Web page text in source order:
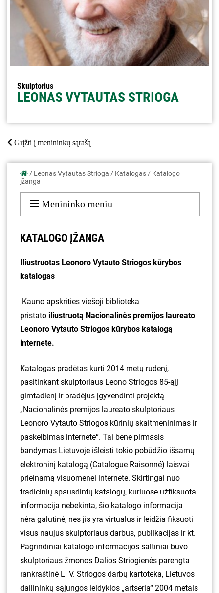
Skulptorius
LEONAS VYTAUTAS STRIOGA
Grįžti į menininkų sąrašą
/ Leonas Vytautas Strioga / Katalogas / Katalogo
įžanga
Menininko meniu
KATALOGO ĮŽANGA
Iliustruotas Leonoro Vytauto Striogos kūrybos
katalogas
Kauno apskrities viešoji biblioteka
pristato iliustruotą Nacionalinės premijos laureato
Leonoro Vytauto Striogos kūrybos katalogą
internete.
Katalogas pradėtas kurti 2014 metų rudenį,
pasitinkant skulptoriaus Leono Striogos 85-ąjį
gimtadienį ir pradėjus įgyvendinti projektą
„Nacionalinės premijos laureato skulptoriaus
Leonoro Vytauto Striogos kūrinių skaitmeninimas ir
paskelbimas internete“. Tai bene pirmasis
bandymas Lietuvoje išleisti tokio pobūdžio išsamų
elektroninį katalogą (Catalogue Raisonné) laisvai
prieinamą visuomenei internete. Skirtingai nuo
tradicinių spausdintų katalogų, kuriuose užfiksuota
informacija nebekinta, šio katalogo informacija
nėra galutinė, nes jis yra virtualus ir leidžia fiksuoti
visus naujus skulptoriaus darbus, publikacijas ir kt.
Pagrindiniai katalogo informacijos šaltiniai buvo
skulptoriaus žmonos Dalios Striogienės parengta
rankraštinė L. V. Striogos darbų kartoteka, Lietuvos
dailininkų sąjungos leidyklos „artseria“ 2004 metais